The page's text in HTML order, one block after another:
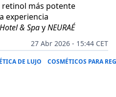
retinol más potente
experiencia
& SpayNEURAÉ
27 Abr 2026 - 15:44 CET
DE LUJO COSMÉTICOS PARA